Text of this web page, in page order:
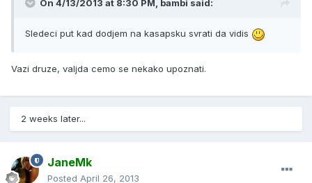
On 4/13/2013 at 8:30 PM, bambi said:
Sledeci put kad dodjem na kasapsku svrati da vidis
Vazi druze, valjda cemo se nekako upoznati.
2 weeks later...
JaneMk
Posted April 26, 2013